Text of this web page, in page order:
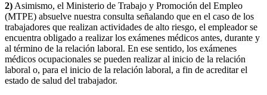
2) Asimismo, el Ministerio de Trabajo y Promoción del Empleo
(MTPE) absuelve nuestra consulta señalando que en el caso de los
trabajadores que realizan actividades de alto riesgo, el empleador se
encuentra obligado a realizar los exámenes médicos antes, durante y
al término de la relación laboral. En ese sentido, los exámenes
médicos ocupacionales se pueden realizar al inicio de la relación
laboral o, para el inicio de la relación laboral, a fin de acreditar el
estado de salud del trabajador.